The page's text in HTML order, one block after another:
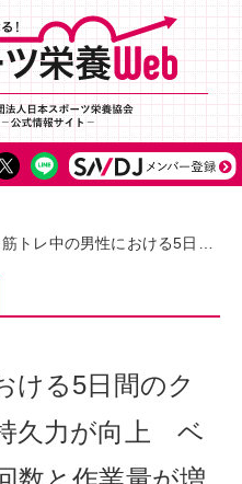
筋トレ中の男性における5日間のクレアチン摂取で筋持久力が向上 ベンチプレスの反復回数と作業量が増加
ける5日間のク
久力が向上 ベ